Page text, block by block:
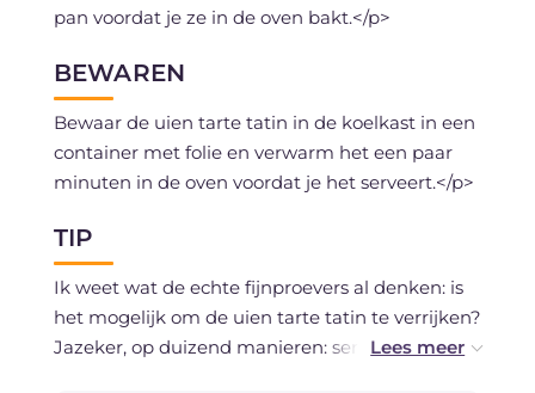
pan voordat je ze in de oven bakt.</p>
BEWAREN
Bewaar de uien tarte tatin in de koelkast in een
container met folie en verwarm het een paar
minuten in de oven voordat je het serveert.</p>
TIP
Ik weet wat de echte fijnproevers al denken: is
het mogelijk om de uien tarte tatin te verrijken?
Jazeker, op duizend manieren: serveer het met